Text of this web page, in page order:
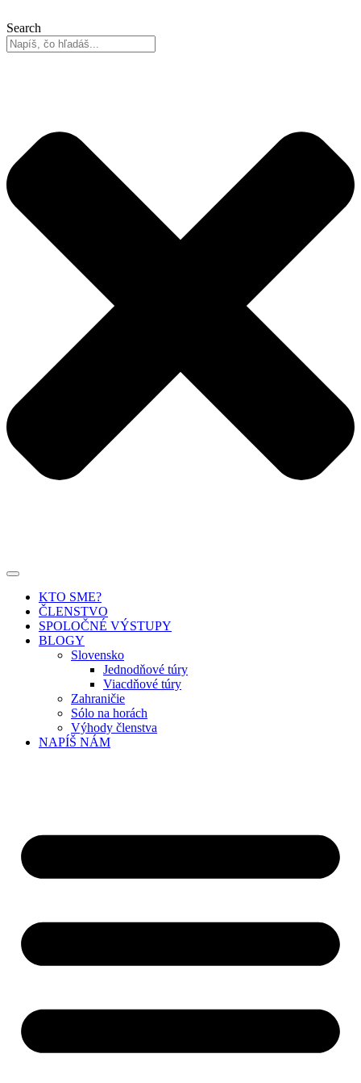
Search
KTO SME?
ČLENSTVO
SPOLOČNÉ VÝSTUPY
BLOGY
Slovensko
Jednodňové túry
Viacdňové túry
Zahraničie
Sólo na horách
Výhody členstva
NAPÍŠ NÁM